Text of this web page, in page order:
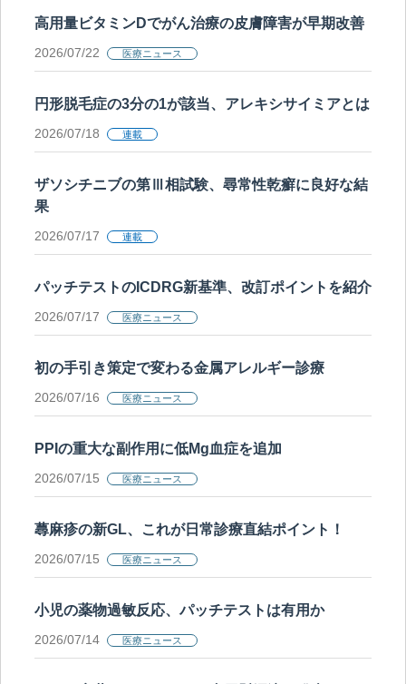
高用量ビタミンDでがん治療の皮膚障害が早期改善
2026/07/22 医療ニュース
円形脱毛症の3分の1が該当、アレキシサイミアとは
2026/07/18 連載
ザソシチニブの第Ⅲ相試験、尋常性乾癬に良好な結
果
2026/07/17 連載
パッチテストのICDRG新基準、改訂ポイントを紹介
2026/07/17 医療ニュース
初の手引き策定で変わる金属アレルギー診療
2026/07/16 医療ニュース
PPIの重大な副作用に低Mg血症を追加
2026/07/15 医療ニュース
蕁麻疹の新GL、これが日常診療直結ポイント！
2026/07/15 医療ニュース
小児の薬物過敏反応、パッチテストは有用か
2026/07/14 医療ニュース